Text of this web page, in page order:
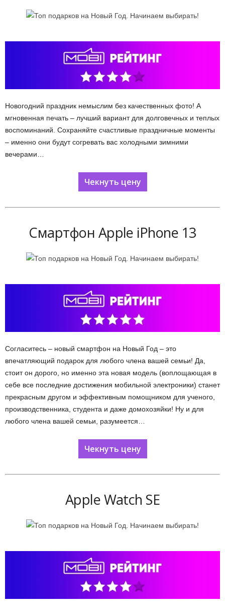
Новогодний праздник немыслим без качественных фото! А
мгновенная печать – лучший вариант для долговечных и теплых
воспоминаний. Сохраняйте счастливые праздничные моменты
– именно они будут согревать вас холодными зимними
вечерами…
Чекнуть цену
Смартфон Apple iPhone 13
Согласитесь – новый смартфон на Новый Год – это
впечатляющий подарок для любого члена вашей семьи! Да,
стоит он дорого, но именно эта новая модель (воплощающая в
себе все последние достижения мобильной электроники) станет
прекрасным другом и эффективным помощником для ученого,
производственника, студента и даже домохозяйки! Ну и для
любого члена вашей семьи, разумеется…
Чекнуть цену
Apple Watch SE